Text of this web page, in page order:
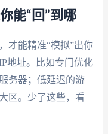
能“回”到哪
才能精准“模拟”出你
地址。比如专门优化
务器；低延迟的游
区。少了这些，看